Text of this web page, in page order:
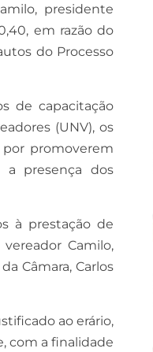
presidente
em razão do
do Processo
de capacitação
(UNV), os
promoverem
a presença dos
à prestação de
Camilo,
Câmara, Carlos
ao erário,
com a finalidade